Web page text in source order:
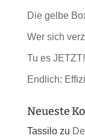
Die gelbe
Wer sich
Tu es JETZT!
Endlich:
Neueste
Tassilozu